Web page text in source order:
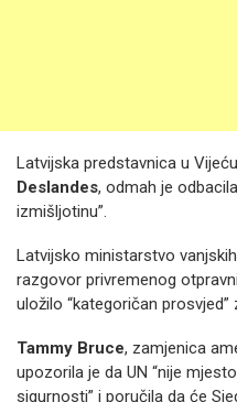
Latvijska predstavnica u
Deslandes, odmah je
izmišljotinu”.
Latvijsko ministarstvo
razgovor privremenog
uložilo “kategoričan
Tammy Bruce, zamjenica
upozorila je da UN “nije
sigurnosti” i poručila da će